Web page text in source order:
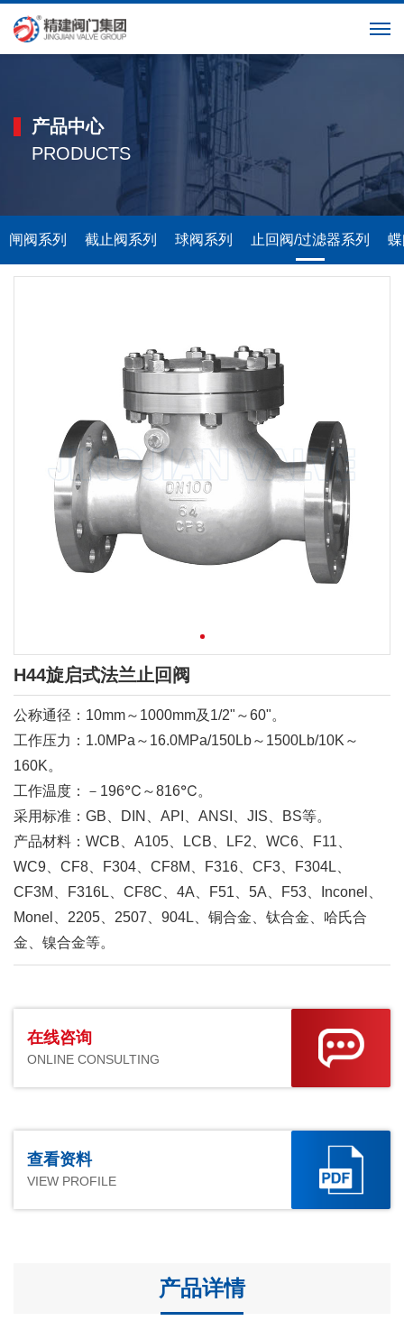
产品中心
PRODUCTS
闸阀系列 截止阀系列 球阀系列 止回阀/过滤器系列
H44旋启式法兰止回阀
公称通径：10mm～1000mm及1/2"～60"。
工作压力：1.0MPa～16.0MPa/150Lb～1500Lb/10K～
160K。
工作温度：－196℃～816℃。
采用标准：GB、DIN、API、ANSI、JIS、BS等。
产品材料：WCB、A105、LCB、LF2、WC6、F11、
WC9、CF8、F304、CF8M、F316、CF3、F304L、
CF3M、F316L、CF8C、4A、F51、5A、F53、Inconel、
Monel、2205、2507、904L、铜合金、钛合金、哈氏合
金、镍合金等。
在线咨询
ONLINE CONSULTING
查看资料
VIEW PROFILE
产品详情